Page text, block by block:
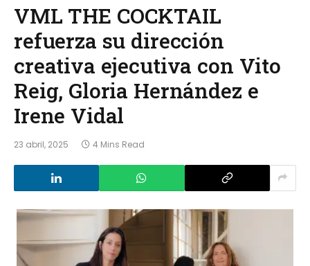
VML THE COCKTAIL
refuerza su dirección
creativa ejecutiva con Vito
Reig, Gloria Hernández e
Irene Vidal
23 abril, 2025 4 Mins Read